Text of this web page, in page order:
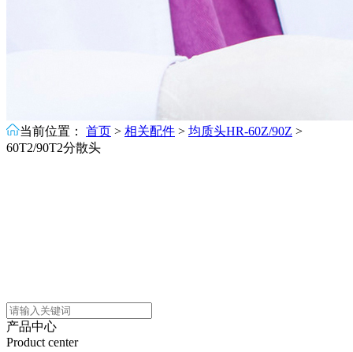
当前位置： 首页 > 相关配件 > 均质头HR-60Z/90Z >
60T2/90T2分散头
产品中心
Product center